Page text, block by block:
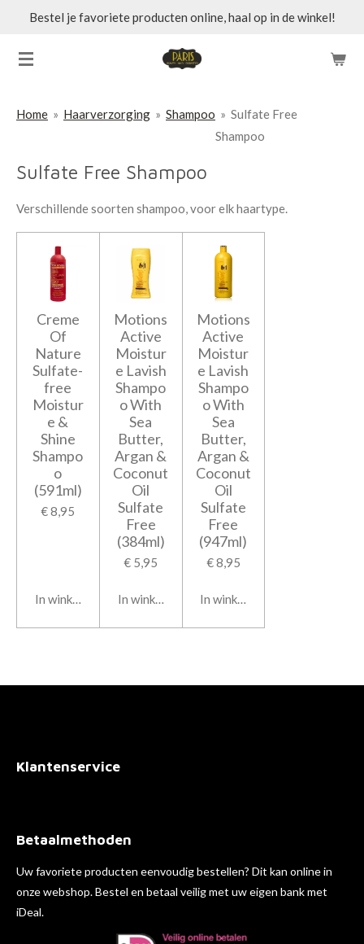
naar
Bestel je favoriete producten online, haal op in de winkel!
Home » Haarverzorging » Shampoo » Sulfate Free
Shampoo
Sulfate Free Shampoo
Verschillende soorten shampoo, voor elk haartype.
Creme
Of
Nature
Sulfate-
free
Moistur
e &
Shine
Shampo
o
(591ml)
€ 8,95
In winkelwagen
Motions
Active
Moistur
e Lavish
Shampo
o With
Sea
Butter,
Argan &
Coconut
Oil
Sulfate
Free
(384ml)
€ 5,95
In winkelwagen
Motions
Active
Moistur
e Lavish
Shampo
o With
Sea
Butter,
Argan &
Coconut
Oil
Sulfate
Free
(947ml)
€ 8,95
In winkelwagen
Klantenservice
Betaalmethoden
Uw favoriete producten eenvoudig bestellen? Dit kan online in
onze webshop. Bestel en betaal veilig met uw eigen bank met
iDeal.